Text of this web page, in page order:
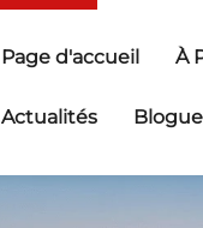
Page d'accueil À
Actualités